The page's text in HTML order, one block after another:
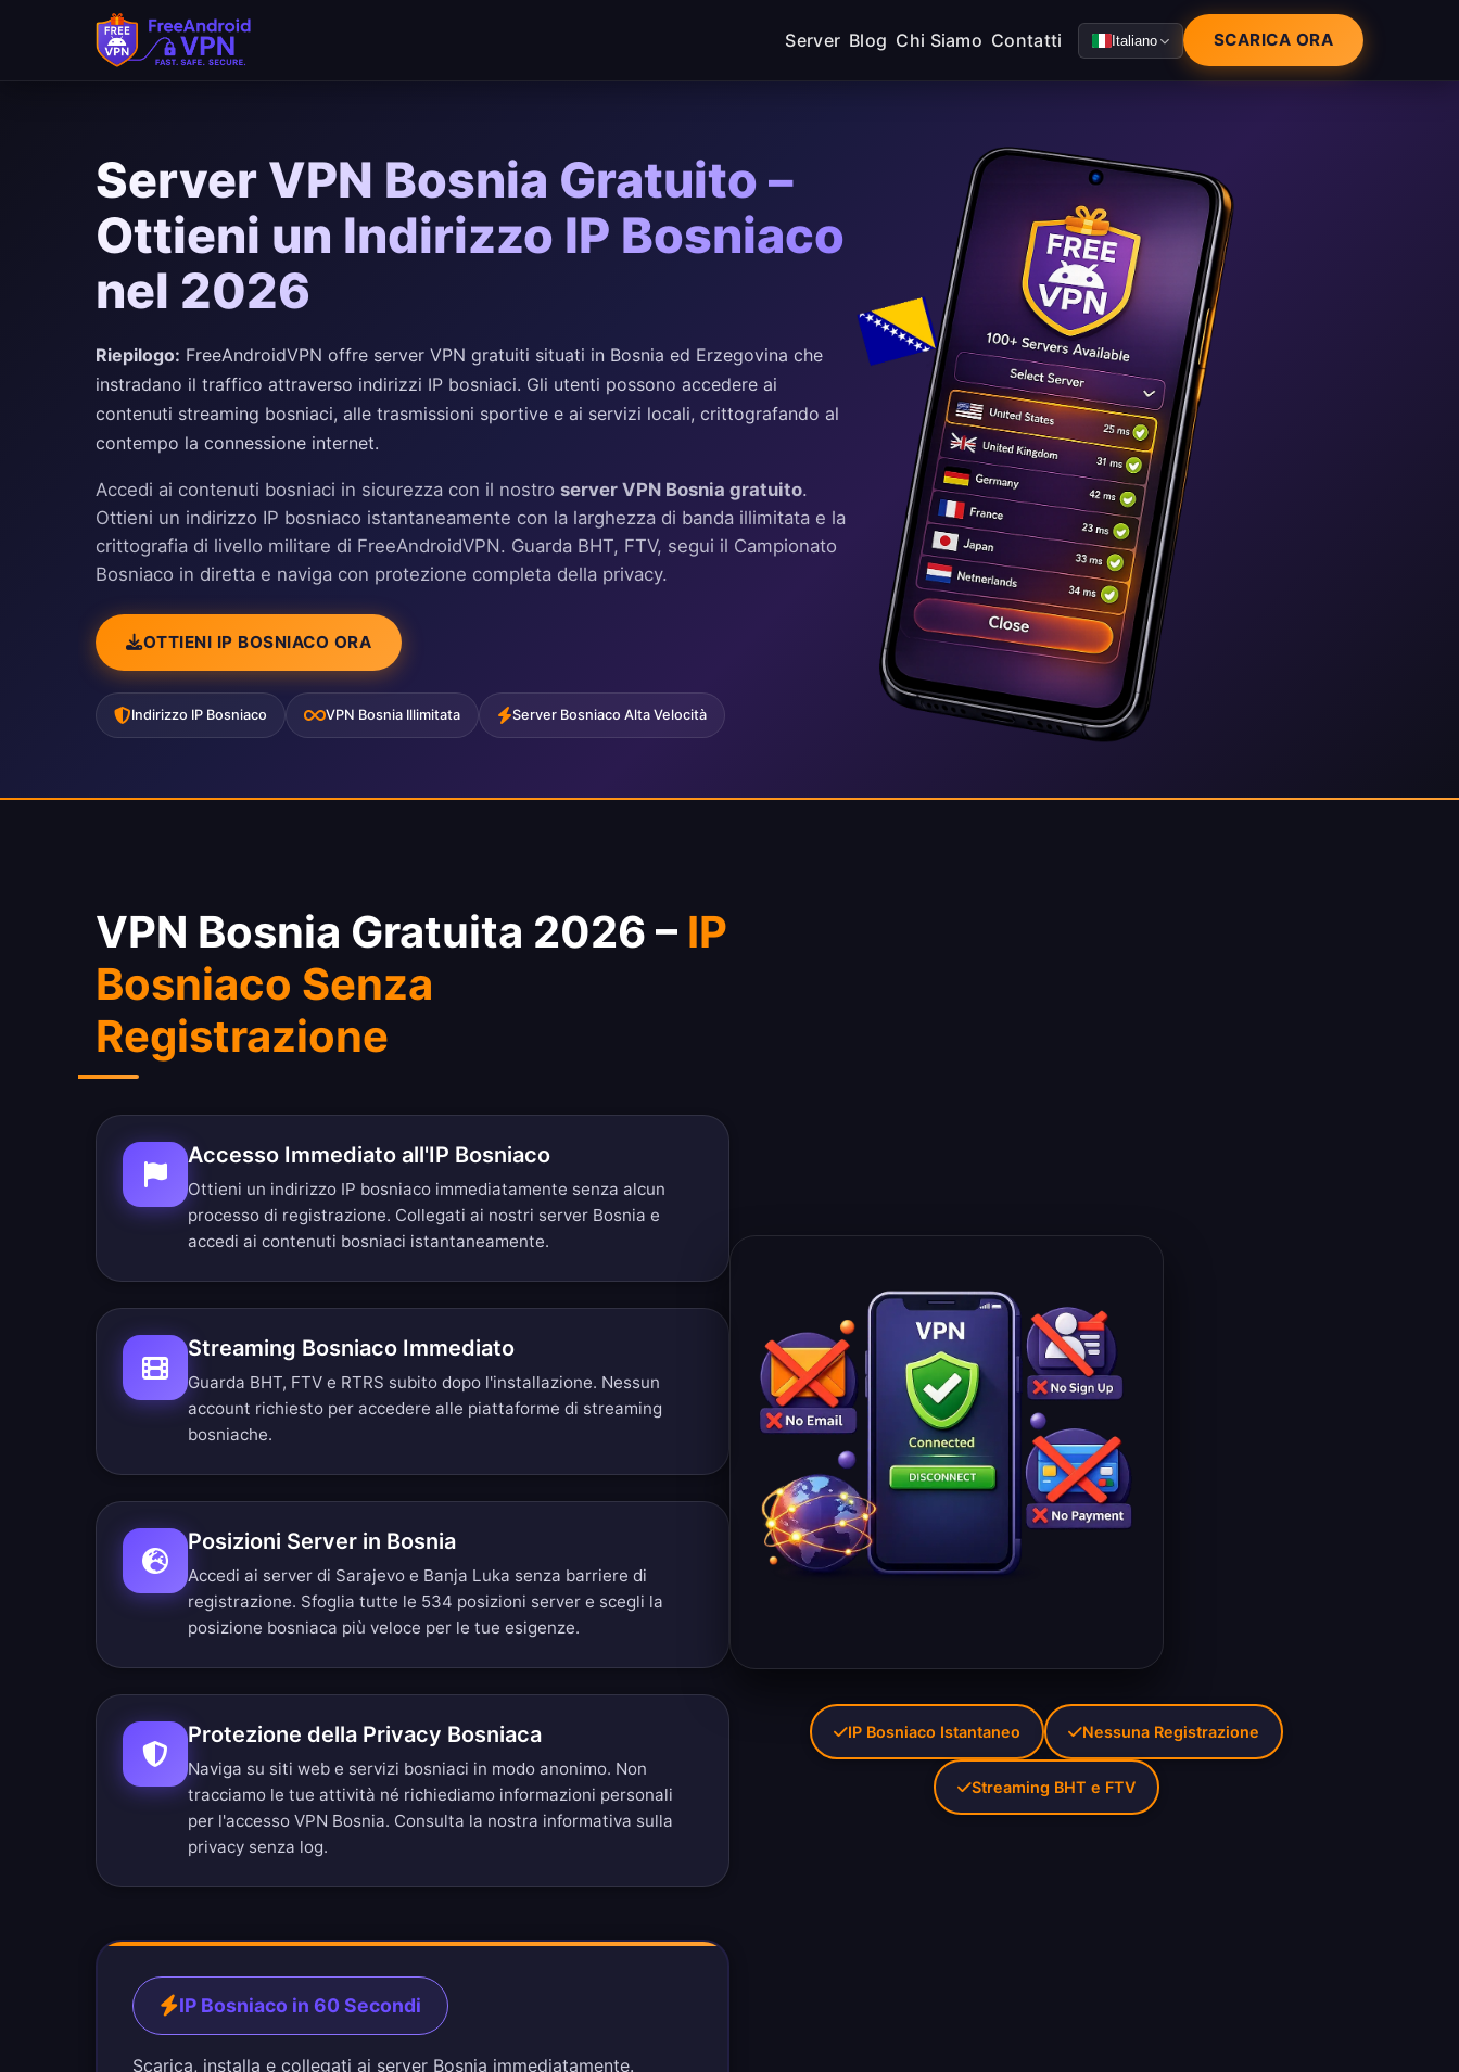
Server Blog Chi Siamo Contatti Italiano SCARICA ORA
Server VPN Bosnia Gratuito –
Ottieni un Indirizzo IP Bosniaco
nel 2026
Riepilogo: FreeAndroidVPN offre server VPN gratuiti situati in Bosnia ed Erzegovina che
instradano il traffico attraverso indirizzi IP bosniaci. Gli utenti possono accedere ai
contenuti streaming bosniaci, alle trasmissioni sportive e ai servizi locali, crittografando al
contempo la connessione internet.
Accedi ai contenuti bosniaci in sicurezza con il nostro server VPN Bosnia gratuito.
Ottieni un indirizzo IP bosniaco istantaneamente con la larghezza di banda illimitata e la
crittografia di livello militare di FreeAndroidVPN. Guarda BHT, FTV, segui il Campionato
Bosniaco in diretta e naviga con protezione completa della privacy.
OTTIENI IP BOSNIACO ORA
Indirizzo IP Bosniaco VPN Bosnia Illimitata Server Bosniaco Alta Velocità
VPN Bosnia Gratuita 2026 – IP
Bosniaco Senza
Registrazione
Accesso Immediato all'IP Bosniaco
Ottieni un indirizzo IP bosniaco immediatamente senza alcun
processo di registrazione. Collegati ai nostri server Bosnia e
accedi ai contenuti bosniaci istantaneamente.
Streaming Bosniaco Immediato
Guarda BHT, FTV e RTRS subito dopo l'installazione. Nessun
account richiesto per accedere alle piattaforme di streaming
bosniache.
Posizioni Server in Bosnia
Accedi ai server di Sarajevo e Banja Luka senza barriere di
registrazione. Sfoglia tutte le 534 posizioni server e scegli la
posizione bosniaca più veloce per le tue esigenze.
Protezione della Privacy Bosniaca
Naviga su siti web e servizi bosniaci in modo anonimo. Non
tracciamo le tue attività né richiediamo informazioni personali
per l'accesso VPN Bosnia. Consulta la nostra informativa sulla
privacy senza log.
IP Bosniaco in 60 Secondi
Scarica, installa e collegati ai server Bosnia immediatamente.
IP Bosniaco Istantaneo Nessuna Registrazione
Streaming BHT e FTV